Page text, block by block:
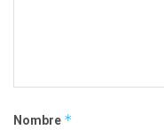
Nombre *